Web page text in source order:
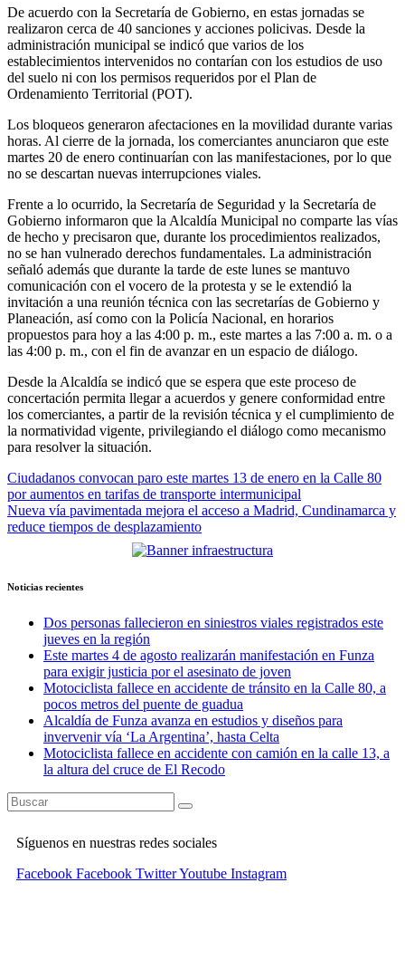
De acuerdo con la Secretaría de Gobierno, en estas jornadas se
realizaron cerca de 40 sanciones y acciones policivas. Desde la
administración municipal se indicó que varios de los
establecimientos intervenidos no contarían con los estudios de uso
del suelo ni con los permisos requeridos por el Plan de
Ordenamiento Territorial (POT).
Los bloqueos generaron afectaciones en la movilidad durante varias
horas. Al cierre de la jornada, los comerciantes anunciaron que este
martes 20 de enero continuarían con las manifestaciones, por lo que
no se descartan nuevas interrupciones viales.
Frente a lo ocurrido, la Secretaría de Seguridad y la Secretaría de
Gobierno informaron que la Alcaldía Municipal no comparte las vías
de hecho y precisaron que, durante los procedimientos realizados,
no se han vulnerado derechos fundamentales. La administración
señaló además que durante la tarde de este lunes se mantuvo
comunicación con el vocero de la protesta y se le extendió la
invitación a una reunión técnica con las secretarías de Gobierno y
Planeación, así como con la Policía Nacional, en horarios
propuestos para hoy a las 4:00 p. m., este martes a las 7:00 a. m. o a
las 4:00 p. m., con el fin de avanzar en un espacio de diálogo.
Desde la Alcaldía se indicó que se espera que este proceso de
concertación permita llegar a acuerdos y genere conformidad entre
los comerciantes, a partir de la revisión técnica y el cumplimiento de
la normatividad vigente, privilegiando el diálogo como mecanismo
para resolver la situación.
Navegación
de
entradas
Ciudadanos convocan paro este martes 13 de enero en la Calle 80
por aumentos en tarifas de transporte intermunicipal
Nueva vía pavimentada mejora el acceso a Madrid, Cundinamarca y
reduce tiempos de desplazamiento
Noticias recientes
Dos personas fallecieron en siniestros viales registrados este
jueves en la región
Este martes 4 de agosto realizarán manifestación en Funza
para exigir justicia por el asesinato de joven
Motociclista fallece en accidente de tránsito en la Calle 80, a
pocos metros del puente de guadua
Alcaldía de Funza avanza en estudios y diseños para
invervenir vía ‘La Argentina’, hasta Celta
Motociclista fallece en accidente con camión en la calle 13, a
la altura del cruce de El Recodo
Síguenos en nuestras redes sociales
Facebook Facebook TwitterYoutube Instagram